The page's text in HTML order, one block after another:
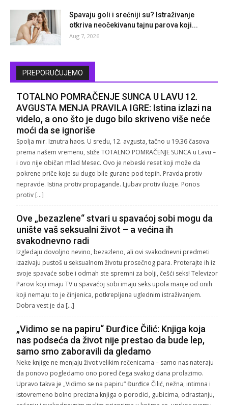
Spavaju goli i srećniji su? Istraživanje
otkriva neočekivanu tajnu parova koji...
Aug 7, 2026
PREPORUČUJEMO
TOTALNO POMRAČENJE SUNCA U LAVU 12.
AVGUSTA MENJA PRAVILA IGRE: Istina izlazi na
videlo, a ono što je dugo bilo skriveno više neće
moći da se ignoriše
Spolja mir. Iznutra haos. U sredu, 12. avgusta, tačno u 19.36 časova
prema našem vremenu, stiže TOTALNO POMRAČENJE SUNCA u Lavu –
i ovo nije običan mlad Mesec. Ovo je nebeski reset koji može da
pokrene priče koje su dugo bile gurane pod tepih. Pravda protiv
nepravde. Istina protiv propagande. Ljubav protiv iluzije. Ponos
protiv […]
Ove „bezazlene“ stvari u spavaćoj sobi mogu da
unište vaš seksualni život – a većina ih
svakodnevno radi
Izgledaju dovoljno nevino, bezazleno, ali ovi svakodnevni predmeti
izazivaju pustoš u seksualnom životu prosečnog para. Proterajte ih iz
svoje spavaće sobe i odmah ste spremni za bolji, češći seks! Televizor
Parovi koji imaju TV u spavaćoj sobi imaju seks upola manje od onih
koji nemaju: to je činjenica, potkrepljena uglednim istraživanjem.
Dobra vest je da […]
„Vidimo se na papiru“ Đurđice Čilić: Knjiga koja
nas podseća da život nije prestao da bude lep,
samo smo zaboravili da gledamo
Neke knjige ne menjaju život velikim rečenicama – samo nas nateraju
da ponovo pogledamo ono pored čega svakog dana prolazimo.
Upravo takva je „Vidimo se na papiru“ Đurđice Čilić, nežna, intimna i
istovremeno bolno precizna knjiga o porodici, gubicima, odrastanju,